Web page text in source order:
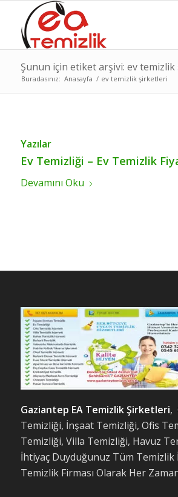
Şunun için etiket arşivi: ev
Buradasınız: Anasayfa / ev temizlik şirketleri
Yazılar
Ev Temizliği – Ev Temizlik
Devamını Oku
Gaziantep EA Temizlik Şirketleri,
Temizliği, İnşaat Temizliği, Ofis
Temizliği, Villa Temizliği, Havuz
İhtiyaç Duyduğunuz Tüm Temizlik
Temizlik Firması Olarak Her Zaman